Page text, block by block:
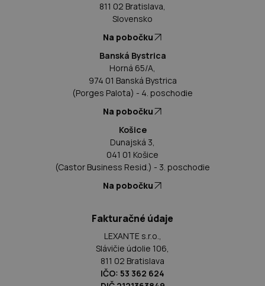
811 02 Bratislava,
Slovensko
Na pobočku
Banská Bystrica
Horná 65/A,
974 01 Banská Bystrica
(Porges Palota) - 4. poschodie
Na pobočku
Košice
Dunajská 3,
041 01 Košice
(Castor Business Resid.) - 3. poschodie
Na pobočku
Fakturačné údaje
LEXANTE s.r.o.,
Slávičie údolie 106,
811 02 Bratislava
IČO: 53 362 624